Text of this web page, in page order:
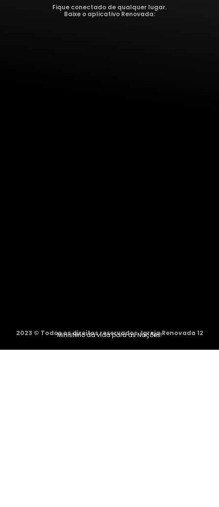
Fique conectado de qualquer lugar.
Baixe o aplicativo Renovada:
2023 © Todos os direitos reservados. Igreja Renovada 12
Ministério da vida para as Nações!